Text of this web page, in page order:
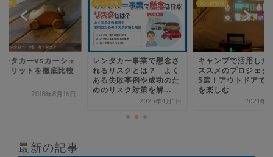
情報
タカー事業で懸念さ
リスクとは？ よく
リスク対策を解...
知っ得情報
キャンプで活用したいオ
ススメのプロジェクター
5選！アウトドアで映像
を楽しむ
2021年2月1日
知っ得情報
【レンタカーvsカー
ア】メリットを徹底
最新の記事